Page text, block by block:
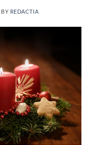
BY REDACTIA